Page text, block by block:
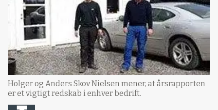
Holger og Anders Skov Nielsen mener, at årsrapporten
er et vigtigt redskab i enhver bedrift.